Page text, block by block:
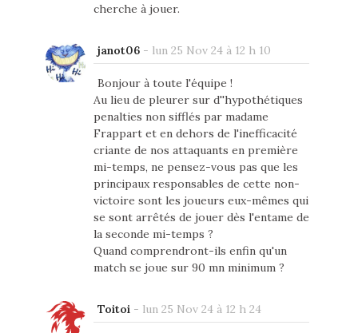
cherche à jouer.
janot06- lun 25 Nov 24 à 12 h 10
Bonjour à toute l'équipe !
Au lieu de pleurer sur d''hypothétiques
penalties non sifflés par madame
Frappart et en dehors de l'inefficacité
criante de nos attaquants en première
mi-temps, ne pensez-vous pas que les
principaux responsables de cette non-
victoire sont les joueurs eux-mêmes qui
se sont arrêtés de jouer dès l'entame de
la seconde mi-temps ?
Quand comprendront-ils enfin qu'un
match se joue sur 90 mn minimum ?
Toitoi- lun 25 Nov 24 à 12 h 24